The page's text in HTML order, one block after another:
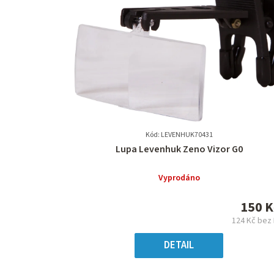
Kód: LEVENHUK70431
Průměrné
produktu
5
hvězdiček.
Lupa Levenhuk Zeno Vizor G0
Vyprodáno
150
124 Kč bez
DETAIL